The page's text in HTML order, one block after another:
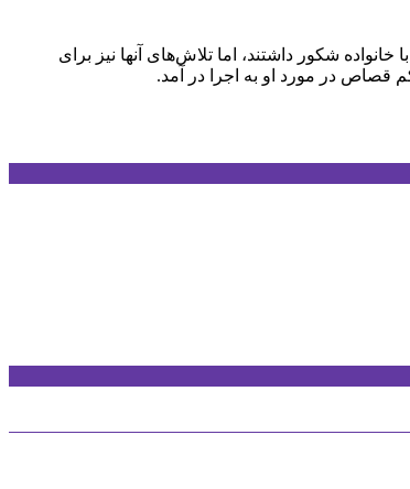
شکور داشتند، اما تلاش‌های آنها نیز برای
در مورد او به اجرا در آمد.